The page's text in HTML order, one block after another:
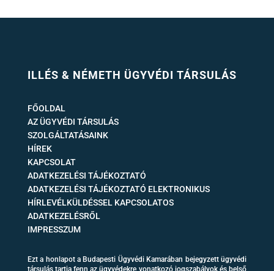
ILLÉS & NÉMETH ÜGYVÉDI TÁRSULÁS
FŐOLDAL
AZ ÜGYVÉDI TÁRSULÁS
SZOLGÁLTATÁSAINK
HÍREK
KAPCSOLAT
ADATKEZELÉSI TÁJÉKOZTATÓ
ADATKEZELÉSI TÁJÉKOZTATÓ ELEKTRONIKUS
HÍRLEVÉLKÜLDÉSSEL KAPCSOLATOS
ADATKEZELÉSRŐL
IMPRESSZUM
Ezt a honlapot a Budapesti Ügyvédi Kamarában bejegyzett ügyvédi
társulás tartja fenn az ügyvédekre vonatkozó jogszabályok és belső